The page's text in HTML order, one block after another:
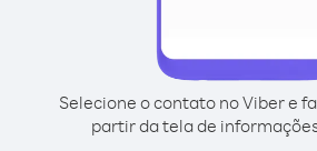
Selecione o contato no Viber e
partir da tela de